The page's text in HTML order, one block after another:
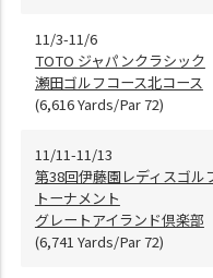
11/3-11/6
TOTO ジャパンクラシック
瀬田ゴルフコース北コース
(6,616 Yards/Par 72)
11/11-11/13
第38回伊藤園レディスゴル
トーナメント
グレートアイランド倶楽部
(6,741 Yards/Par 72)